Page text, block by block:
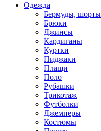
Одежда
Бермуды, шорты
Брюки
Джинсы
Кардиганы
Куртки
Пиджаки
Плащи
Поло
Рубашки
Трикотаж
Футболки
Джемперы
Костюмы